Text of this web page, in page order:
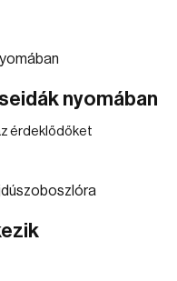
nyomában
érdeklődőket